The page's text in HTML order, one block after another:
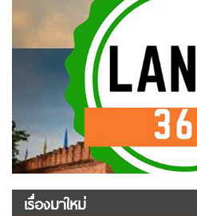
เรื่องมาใหม่